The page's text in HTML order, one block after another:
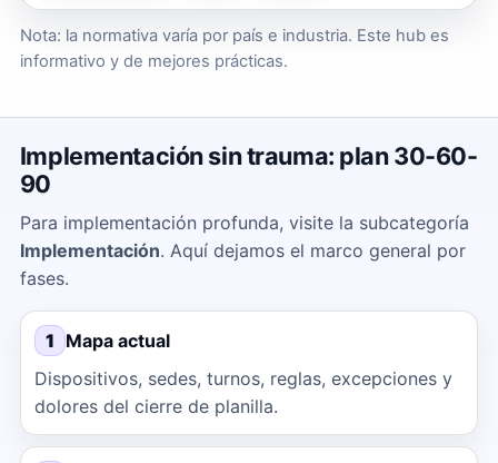
Nota: la normativa varía por país e industria. Este hub es
informativo y de mejores prácticas.
Implementación sin trauma: plan 30-60-
90
Para implementación profunda, visite la subcategoría
Implementación. Aquí dejamos el marco general por
fases.
1 Mapa actual
Dispositivos, sedes, turnos, reglas, excepciones y
dolores del cierre de planilla.